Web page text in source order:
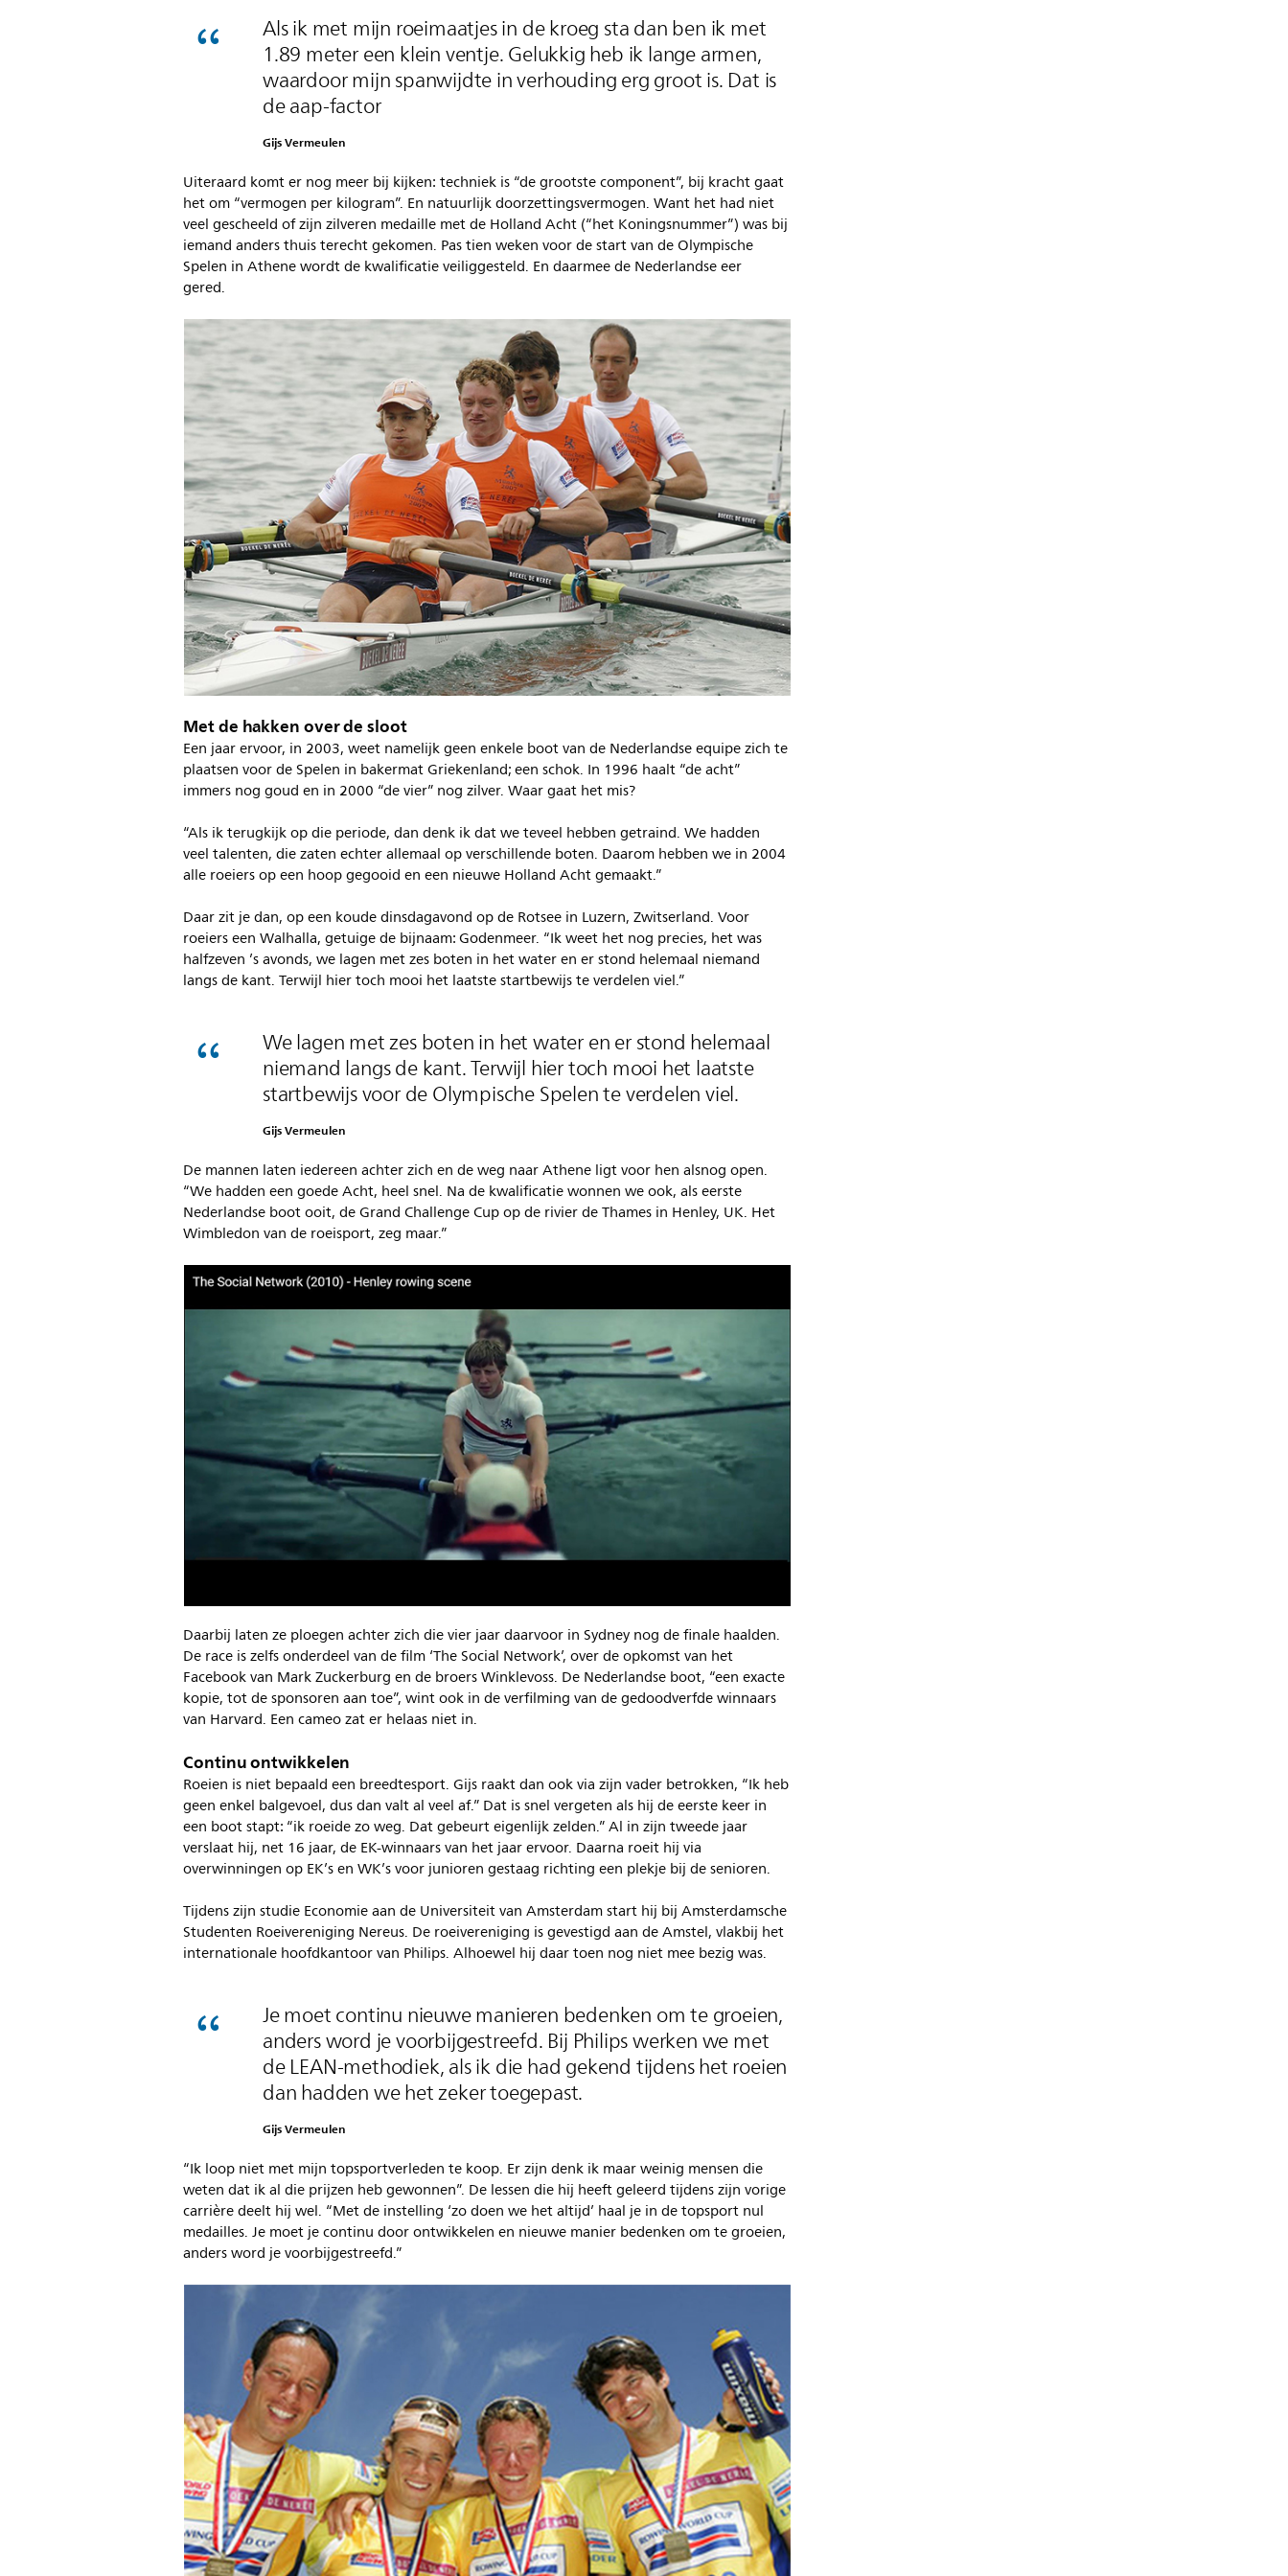
Als ik met mijn roeimaatjes in de kroeg sta dan ben ik met
1.89 meter een klein ventje. Gelukkig heb ik lange armen,
waardoor mijn spanwijdte in verhouding erg groot is. Dat is
de aap-factor
Gijs Vermeulen
Uiteraard komt er nog meer bij kijken: techniek is “de grootste component”, bij kracht gaat
het om “vermogen per kilogram”. En natuurlijk doorzettingsvermogen. Want het had niet
veel gescheeld of zijn zilveren medaille met de Holland Acht (“het Koningsnummer”) was bij
iemand anders thuis terecht gekomen. Pas tien weken voor de start van de Olympische
Spelen in Athene wordt de kwalificatie veiliggesteld. En daarmee de Nederlandse eer
gered.
Met de hakken over de sloot
Een jaar ervoor, in 2003, weet namelijk geen enkele boot van de Nederlandse equipe zich te
plaatsen voor de Spelen in bakermat Griekenland; een schok. In 1996 haalt “de acht”
immers nog goud en in 2000 “de vier” nog zilver. Waar gaat het mis?
“Als ik terugkijk op die periode, dan denk ik dat we teveel hebben getraind. We hadden
veel talenten, die zaten echter allemaal op verschillende boten. Daarom hebben we in 2004
alle roeiers op een hoop gegooid en een nieuwe Holland Acht gemaakt.”
Daar zit je dan, op een koude dinsdagavond op de Rotsee in Luzern, Zwitserland. Voor
roeiers een Walhalla, getuige de bijnaam: Godenmeer. “Ik weet het nog precies, het was
halfzeven ’s avonds, we lagen met zes boten in het water en er stond helemaal niemand
langs de kant. Terwijl hier toch mooi het laatste startbewijs te verdelen viel.”
We lagen met zes boten in het water en er stond helemaal
niemand langs de kant. Terwijl hier toch mooi het laatste
startbewijs voor de Olympische Spelen te verdelen viel.
Gijs Vermeulen
De mannen laten iedereen achter zich en de weg naar Athene ligt voor hen alsnog open.
“We hadden een goede Acht, heel snel. Na de kwalificatie wonnen we ook, als eerste
Nederlandse boot ooit, de Grand Challenge Cup op de rivier de Thames in Henley, UK. Het
Wimbledon van de roeisport, zeg maar.”
Daarbij laten ze ploegen achter zich die vier jaar daarvoor in Sydney nog de finale haalden.
De race is zelfs onderdeel van de film ‘The Social Network’, over de opkomst van het
Facebook van Mark Zuckerburg en de broers Winklevoss. De Nederlandse boot, “een exacte
kopie, tot de sponsoren aan toe”, wint ook in de verfilming van de gedoodverfde winnaars
van Harvard. Een cameo zat er helaas niet in.
Continu ontwikkelen
Roeien is niet bepaald een breedtesport. Gijs raakt dan ook via zijn vader betrokken, “Ik heb
geen enkel balgevoel, dus dan valt al veel af.” Dat is snel vergeten als hij de eerste keer in
een boot stapt: “ik roeide zo weg. Dat gebeurt eigenlijk zelden.” Al in zijn tweede jaar
verslaat hij, net 16 jaar, de EK-winnaars van het jaar ervoor. Daarna roeit hij via
overwinningen op EK’s en WK’s voor junioren gestaag richting een plekje bij de senioren.
Tijdens zijn studie Economie aan de Universiteit van Amsterdam start hij bij Amsterdamsche
Studenten Roeivereniging Nereus. De roeivereniging is gevestigd aan de Amstel, vlakbij het
internationale hoofdkantoor van Philips. Alhoewel hij daar toen nog niet mee bezig was.
Je moet continu nieuwe manieren bedenken om te groeien,
anders word je voorbijgestreefd. Bij Philips werken we met
de LEAN-methodiek, als ik die had gekend tijdens het roeien
dan hadden we het zeker toegepast.
Gijs Vermeulen
“Ik loop niet met mijn topsportverleden te koop. Er zijn denk ik maar weinig mensen die
weten dat ik al die prijzen heb gewonnen”. De lessen die hij heeft geleerd tijdens zijn vorige
carrière deelt hij wel. “Met de instelling ‘zo doen we het altijd’ haal je in de topsport nul
medailles. Je moet je continu door ontwikkelen en nieuwe manier bedenken om te groeien,
anders word je voorbijgestreefd.”